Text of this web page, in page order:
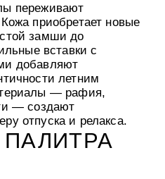
переживают
приобретает новые
замши до
вставки с
добавляют
летним
— рафия,
— создают
отпуска и релакса.